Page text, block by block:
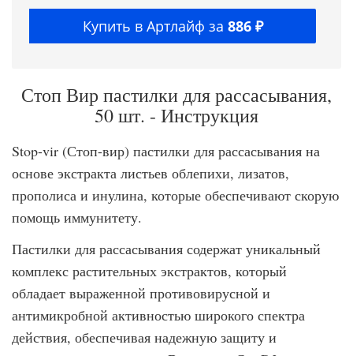
Купить в Артлайф за 886 ₽
Стоп Вир пастилки для рассасывания,
50 шт. - Инструкция
Stop-vir (Стоп-вир) пастилки для рассасывания на
основе экстракта листьев облепихи, лизатов,
прополиса и инулина, которые обеспечивают скорую
помощь иммунитету.
Пастилки для рассасывания содержат уникальный
комплекс растительных экстрактов, который
обладает выраженной противовирусной и
антимикробной активностью широкого спектра
действия, обеспечивая надежную защиту и